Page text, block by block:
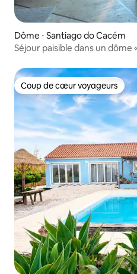
Dôme ⋅ Santiago do Cacém
Séjour paisible dans un dôme
Coup de cœur voyageurs
Coup de cœur voyageurs